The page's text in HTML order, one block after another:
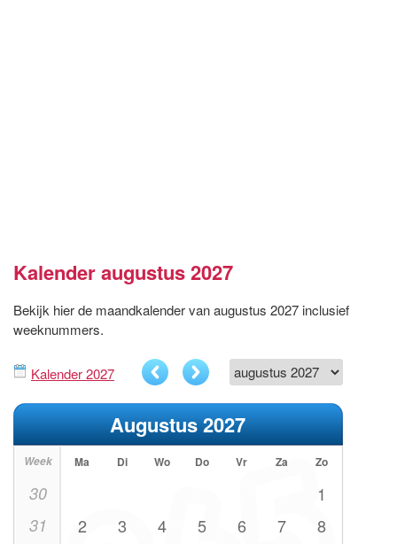
Kalender augustus 2027
Bekijk hier de maandkalender van augustus 2027 inclusief
weeknummers.
Kalender 2027
Augustus 2027
Week Ma Di Wo Do Vr Za Zo
30 1
31 2 3 4 5 6 7 8